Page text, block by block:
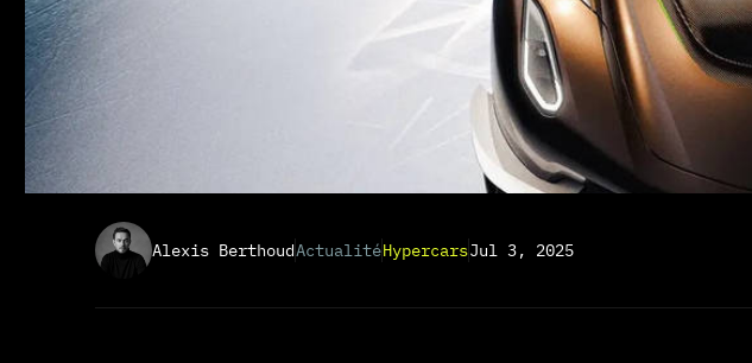
Alexis BerthoudActualitéHypercarsJul 3, 2025